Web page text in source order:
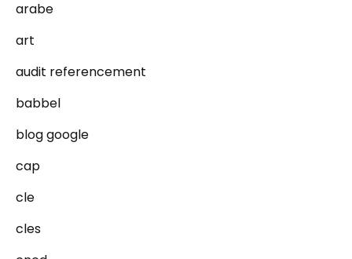
arabe
art
audit referencement
babbel
blog google
cap
cle
cles